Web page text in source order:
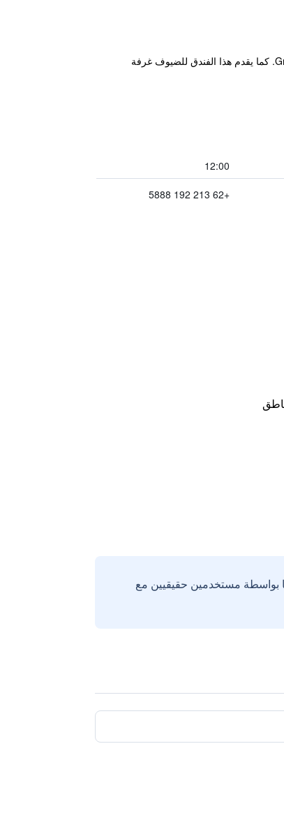
يقع هذا الفندق في مدينة جاكرتا ضمن مسافة قصيرة سيراً على الأقدام من أماكن الجذب السياحي المحلية، مثل Grand Indonesia. كما يقدم هذا الفندق للضيوف غرفة
12:00
+62 213 192 5888
بواسطة مستخدمين حقيقيين مع